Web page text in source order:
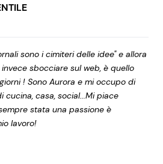
sono i cimiteri delle idee" e allora
sbocciare sul web, è quello
! Sono Aurora e mi occupo di
cucina, casa, social...Mi piace
stata una passione è
lavoro!